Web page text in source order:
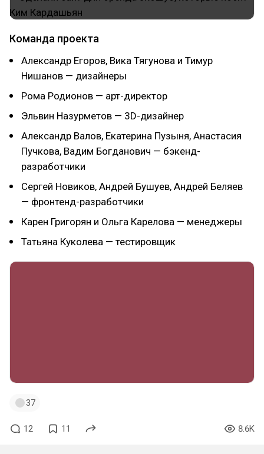
Команда проекта
Александр Егоров, Вика Тягунова и Тимур
Нишанов — дизайнеры
Рома Родионов — арт-директор
Эльвин Назурметов — 3D-дизайнер
Александр Валов, Екатерина Пузыня, Анастасия
Пучкова, Вадим Богданович — бэкенд-
разработчики
Сергей Новиков, Андрей Бушуев, Андрей Беляев
— фронтенд-разработчики
Карен Григорян и Ольга Карелова — менеджеры
Татьяна Куколева — тестировщик
37
12 11 8.6K